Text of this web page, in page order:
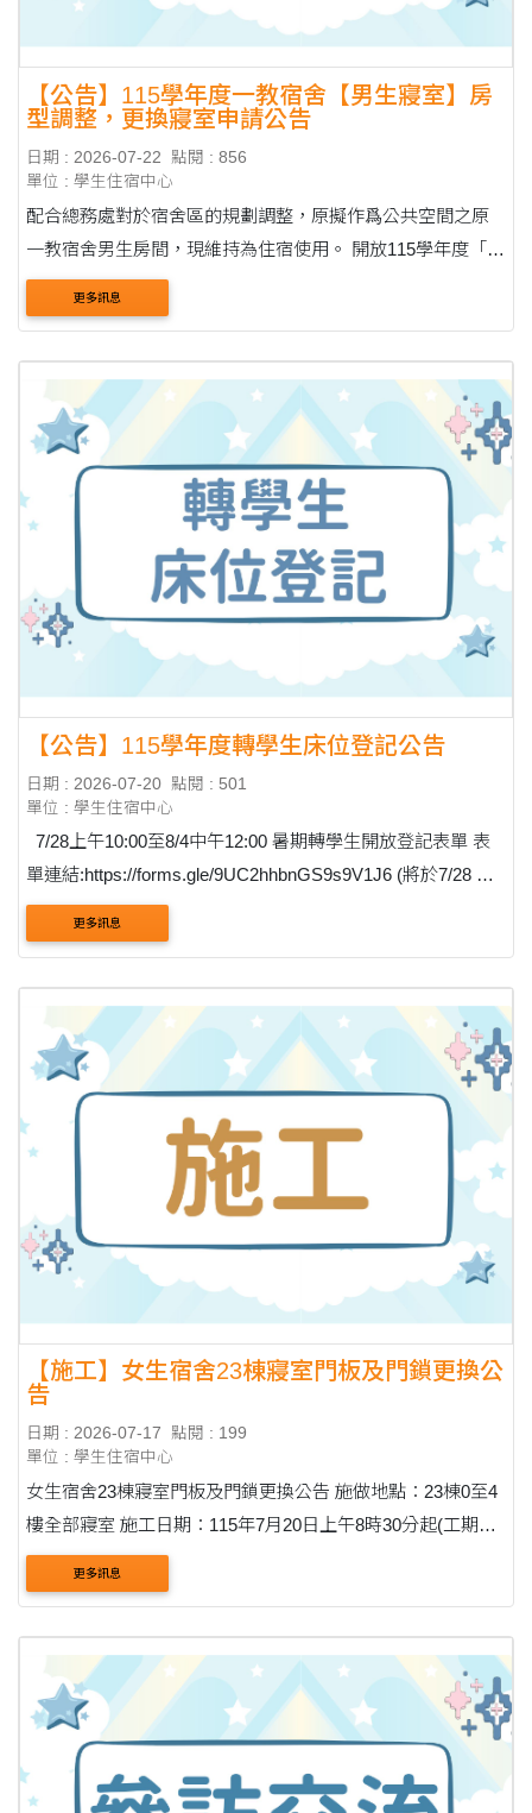
【公告】115學年度一教宿舍【男生寢室】房
型調整，更換寢室申請公告
日期 : 2026-07-22
點閱 : 856
單位 : 學生住宿中心
配合總務處對於宿舍區的規劃調整，原擬作爲公共空間之原
一教宿舍男生房間，現維持為住宿使用。 開放115學年度「已
取得床位」同學申請更換寢室，房型如下： ▪️單人房 3 間：
56207、60102、60202 ▪️雙人房 5 間：70102....
更多訊息
【公告】115學年度轉學生床位登記公告
日期 : 2026-07-20 點閱 : 501
單位 : 學生住宿中心
7/28上午10:00至8/4中午12:00 暑期轉學生開放登記表單 表
單連結:https://forms.gle/9UC2hhbnGS9s9V1J6 (將於7/28 上
午10:00開放填寫) ....
更多訊息
【施工】女生宿舍23棟寢室門板及門鎖更換公
告
日期 : 2026-07-17
點閱 : 199
單位 : 學生住宿中心
女生宿舍23棟寢室門板及門鎖更換公告 施做地點：23棟0至4
樓全部寢室 施工日期：115年7月20日上午8時30分起(工期約
4日) 一、 施工時會有工讀生帶領 二、 施做到的寢室，門板
當天即會安裝上，並換上新....
更多訊息